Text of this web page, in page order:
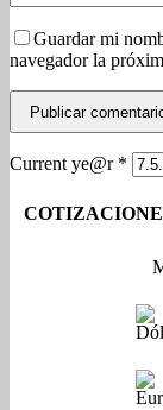
Guardar mi
navegador la
Current ye@r *